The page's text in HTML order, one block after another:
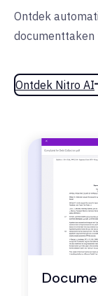
Ontdek
documenttaken
Ontdek Nitro AI